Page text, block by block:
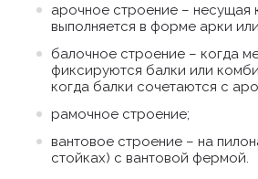
арочное строение – несущая
выполняется в форме арки
балочное строение – когда
фиксируются балки или
когда балки сочетаются с
рамочное строение;
вантовое строение – на
стойках) с вантовой фермой.